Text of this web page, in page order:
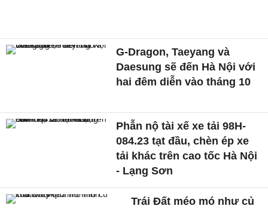
G-Dragon, Taeyang và
Daesung sẽ đến Hà Nội với
hai đêm diễn vào tháng 10
Phẫn nộ tài xế xe tải 98H-
084.23 tạt đầu, chèn ép xe
tải khác trên cao tốc Hà Nội
- Lạng Sơn
Trái Đất méo mó như củ